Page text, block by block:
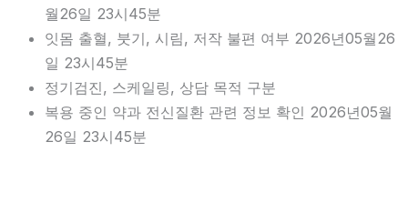
월26일 23시45분
잇몸 출혈, 붓기, 시림, 저작 불편 여부 2026년05월26
일 23시45분
정기검진, 스케일링, 상담 목적 구분
복용 중인 약과 전신질환 관련 정보 확인 2026년05월
26일 23시45분